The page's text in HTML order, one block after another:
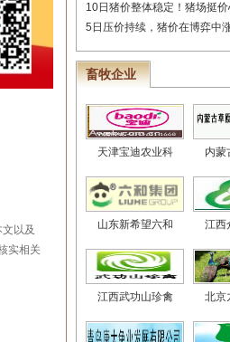
以及
实相关
10日猪价整体稳定！猪场挺价
5日压价持续，猪价在博弈中
畜牧企业
天津宝迪农业科 内蒙
山东新希望六和 江西
江西武功山珍禽 北京